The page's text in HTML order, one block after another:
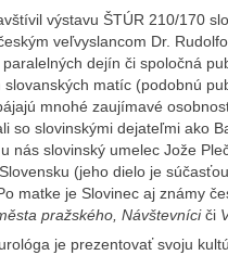
výstavu ŠTÚR 210/170
veľvyslancom Dr.
dejín či spoločná
slovanských matíc (podobnú
mnohé zaujímavé
so slovinskými dejateľmi ako
nás slovinský umelec Jože
(jeho dielo je
matke je Slovinec aj známy
pražského, Návštevníciči
je prezentovať svoju